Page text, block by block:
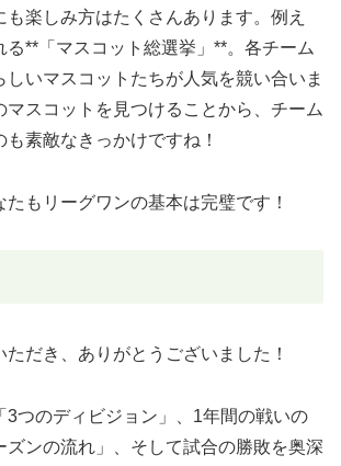
も楽しみ方はたくさんあります。例え
る**「マスコット総選挙」**。各チーム
しいマスコットたちが人気を競い合いま
マスコットを見つけることから、チーム
素敵なきっかけですね！
たもリーグワンの基本は完璧です！
ただき、ありがとうございました！
3つのディビジョン」、1年間の戦いの
ズンの流れ」、そして試合の勝敗を奥深